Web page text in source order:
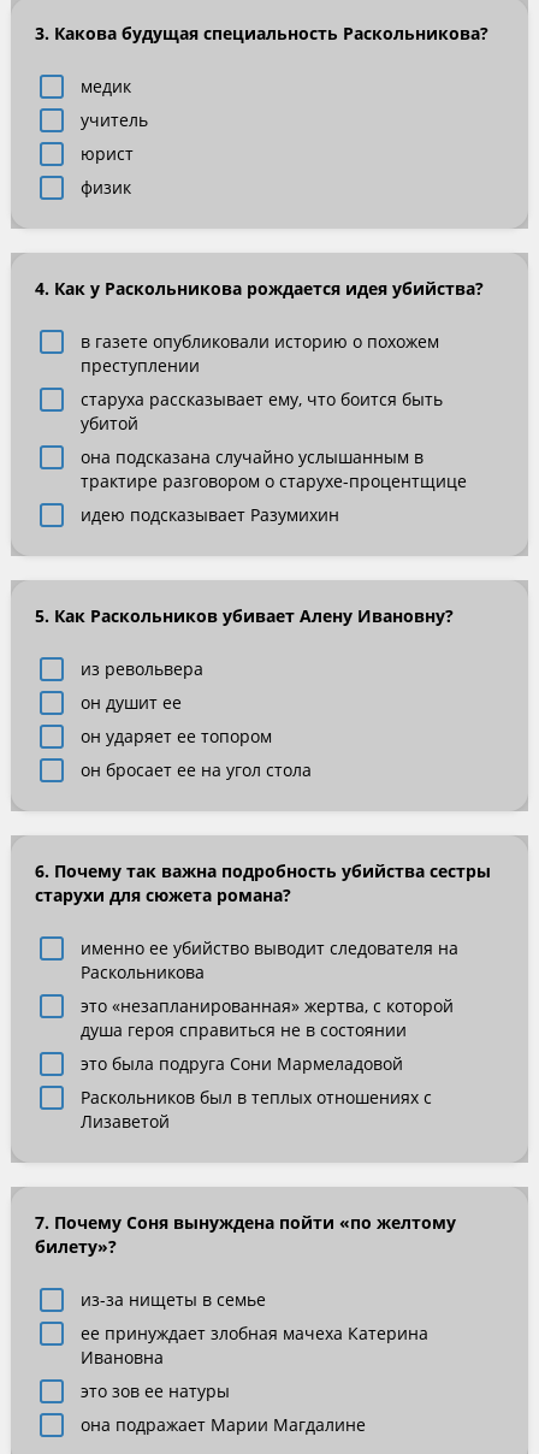
3. Какова будущая специальность Раскольникова?
медик
учитель
юрист
физик
4. Как у Раскольникова рождается идея убийства?
в газете опубликовали историю о похожем
преступлении
старуха рассказывает ему, что боится быть
убитой
она подсказана случайно услышанным в
трактире разговором о старухе-процентщице
идею подсказывает Разумихин
5. Как Раскольников убивает Алену Ивановну?
из револьвера
он душит ее
он ударяет ее топором
он бросает ее на угол стола
6. Почему так важна подробность убийства сестры
старухи для сюжета романа?
именно ее убийство выводит следователя на
Раскольникова
это «незапланированная» жертва, с которой
душа героя справиться не в состоянии
это была подруга Сони Мармеладовой
Раскольников был в теплых отношениях с
Лизаветой
7. Почему Соня вынуждена пойти «по желтому
билету»?
из-за нищеты в семье
ее принуждает злобная мачеха Катерина
Ивановна
это зов ее натуры
она подражает Марии Магдалине